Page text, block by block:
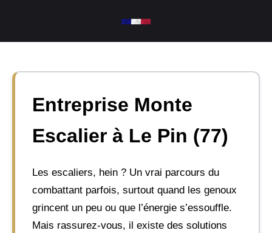
contenu
Entreprise Monte
Escalier à Le Pin (77)
Les escaliers, hein ? Un vrai parcours du
combattant parfois, surtout quand les genoux
grincent un peu ou que l’énergie s’essouffle.
Mais rassurez-vous, il existe des solutions